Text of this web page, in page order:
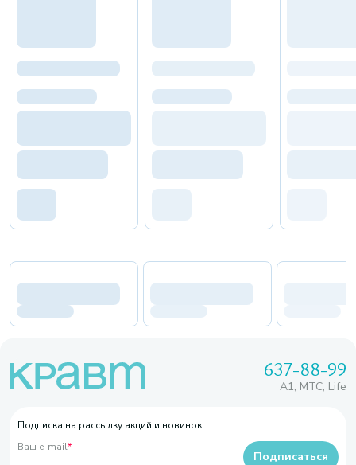
637-88-99
A1, МТС, Life
Подписка на рассылку акций и новинок
Ваш e-mail*
Подписаться